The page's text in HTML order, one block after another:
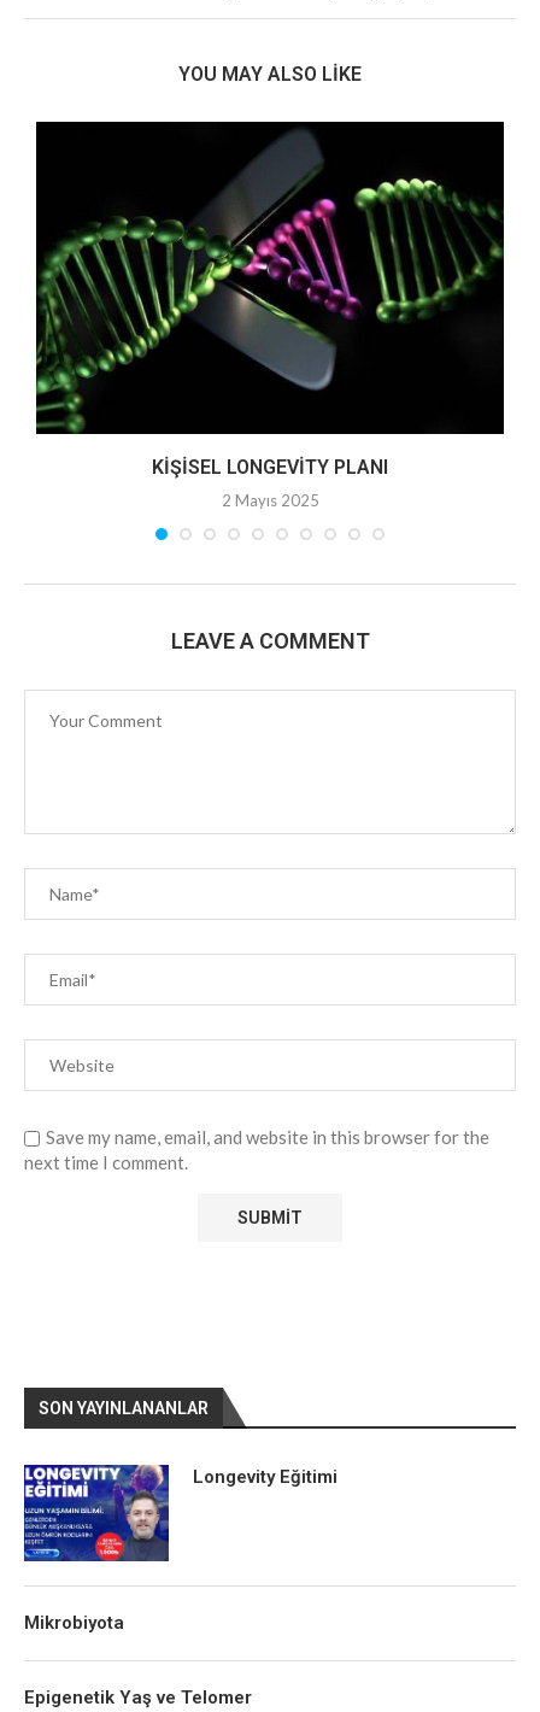
YOU MAY ALSO LIKE
KIŞISEL LONGEVITY PLANI
2 Mayıs 2025
LEAVE A COMMENT
Save my name, email, and website in this browser for the
next time I comment.
SON YAYINLANANLAR
Longevity Eğitimi
Mikrobiyota
Epigenetik Yaş ve Telomer